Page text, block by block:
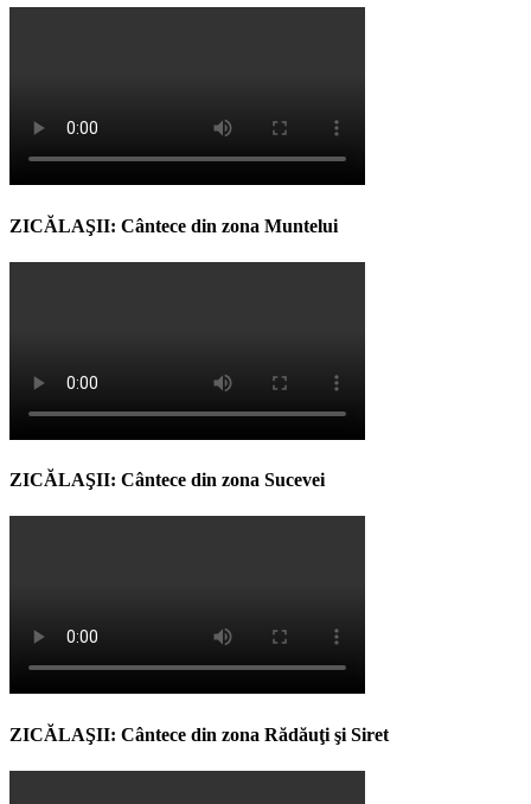
ZICĂLAŞII: Cântece din zona Muntelui
ZICĂLAŞII: Cântece din zona Sucevei
ZICĂLAŞII: Cântece din zona Rădăuţi şi Siret